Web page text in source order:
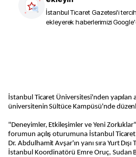
İstanbul Ticaret Gazetesi'i
ekleyerek haberlerimizi
İstanbul Ticaret Üniversitesi'nden yapılan
üniversitenin Sültüce Kampüsü'nde
"Deneyimler, Etkileşimler ve Yeni
forumun açılış oturumuna İstanbul
Dr. Abdulhamit Avşar'ın yanı sıra Yurt Dışı
İstanbul Koordinatörü Emre Oruç, Sudan